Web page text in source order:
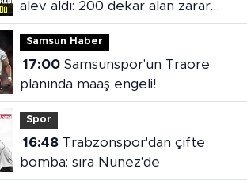
alev aldı: 200 dekar alan zarar
gördü
Samsun Haber
17:00Samsunspor'un Traore
planında maaş engeli!
Spor
16:48Trabzonspor'dan çifte
bomba: sıra Nunez'de